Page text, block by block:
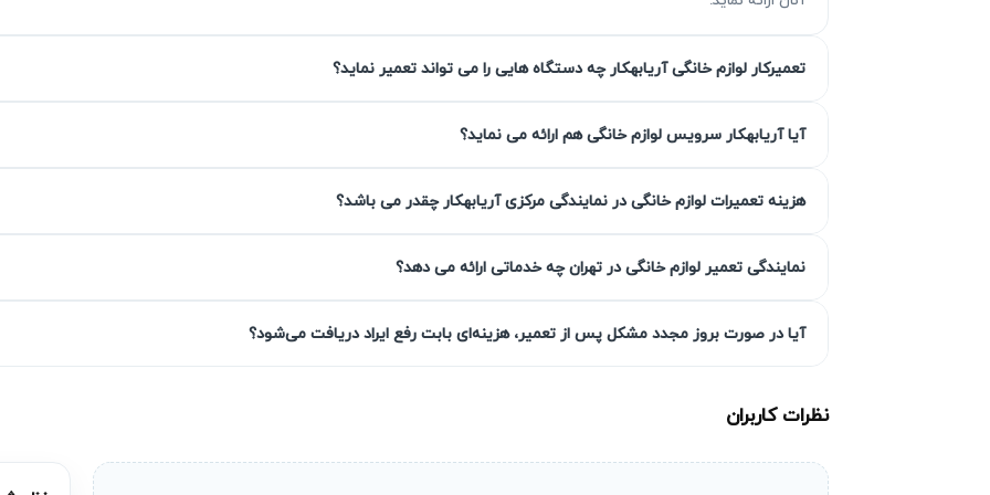
۹۰ روزه به بالا است تا اطمینان مشتریان حفظ شود. کارشناسان ما با رعایت استانداردها، تعمیرات را با کیفیت
گارانتی کتبی خدمات
خدمات ما همراه با گارانتی کتبی ۹۰ روزه است که تضمین کیفیت تعمیر و آرامش خاطر شما را
انتخاب سطح کیفی قطعه به انتخاب شما
در تعمیر پکیج، انتخاب قطعات نقش مهمی دارد. آریابهکار امکان انتخاب کیفیت قطعات را بر اساس بودجه و
تعمیرکار لوازم خانگی آریابهکار چه دستگاه هایی را می تواند تعمیر نماید؟
آیا آریابهکار سرویس لوازم خانگی هم ارائه می نماید؟
هزینه تعمیرات لوازم خانگی در نمایندگی مرکزی آریابهکار چقدر می باشد؟
نمایندگی تعمیر لوازم خانگی در تهران چه خدماتی ارائه می دهد؟
آیا در صورت بروز مجدد مشکل پس از تعمیر، هزینه‌ای بابت رفع ایراد دریافت می‌شود؟
نظرات کاربران